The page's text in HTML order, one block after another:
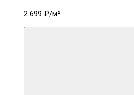
2 699 ₽/м²